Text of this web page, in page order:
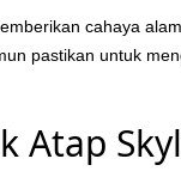
cahaya
pastikan untuk
Atap